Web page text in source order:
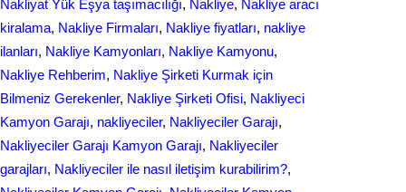
Nakliyat Yük Eşya taşımacılığı, Nakliye, Nakliye aracı
kiralama, Nakliye Firmaları, Nakliye fiyatları, nakliye
ilanları, Nakliye Kamyonları, Nakliye Kamyonu
Nakliye Rehberim, Nakliye Şirketi Kurmak için
Bilmeniz Gerekenler, Nakliye Şirketi Ofisi, Nakliyeci
Kamyon Garajı, nakliyeciler, Nakliyeciler Garajı
Nakliyeciler Garajı Kamyon Garajı, Nakliyeciler
garajları, Nakliyeciler ile nasıl iletişim kurabilirim?